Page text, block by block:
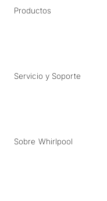
Productos
Servicio y Soporte
Sobre Whirlpool